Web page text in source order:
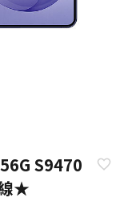
S9470
★